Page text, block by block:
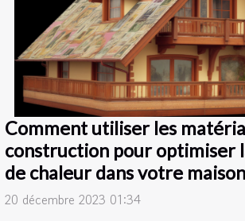
Comment utiliser les
construction pour optimiser
de chaleur dans votre maison
20 décembre 2023 01:34